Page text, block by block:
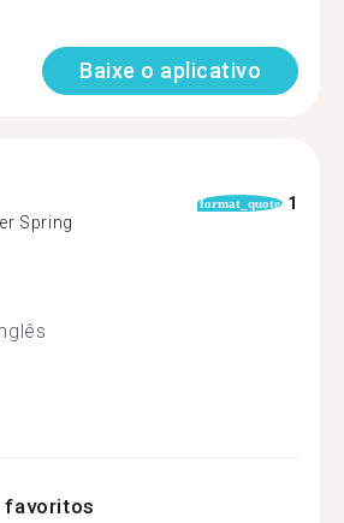
Baixe o aplicativo
Spring
format_quote 1
favoritos